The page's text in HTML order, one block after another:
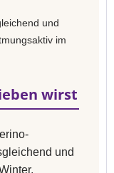
und
im
wirst
und